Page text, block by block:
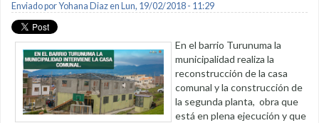
Enviado porYohana Diazen Lun, 19/02/2018 - 11:29
En el barrio Turunuma la
municipalidad realiza la
reconstrucción de la casa
comunal y la construcción de
la segunda planta, obra que
está en plena ejecución y que